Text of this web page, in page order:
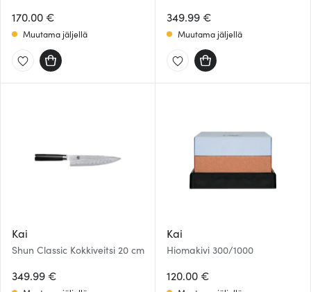
170.00 €
Muutama jäljellä
349.99 €
Muutama jäljellä
Kai
Shun Classic Kokkiveitsi 20 cm
349.99 €
Kai
Hiomakivi 300/1000
120.00 €